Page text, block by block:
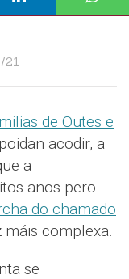
21
de Outes e
acodir, a
a
anos pero
do chamado
máis complexa.
se